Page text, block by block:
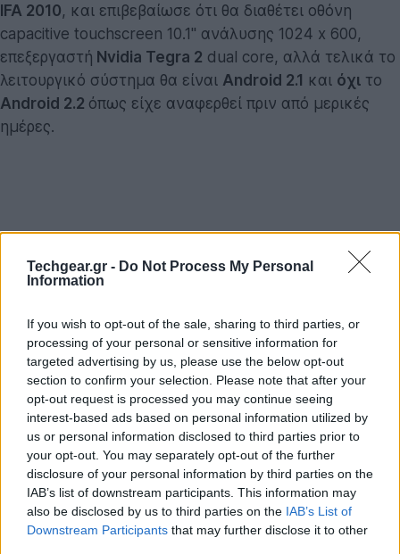
Techgear.gr - Do Not Process My Personal
Information
If you wish to opt-out of the sale, sharing to third parties, or
processing of your personal or sensitive information for
targeted advertising by us, please use the below opt-out
section to confirm your selection. Please note that after your
opt-out request is processed you may continue seeing
interest-based ads based on personal information utilized by
us or personal information disclosed to third parties prior to
your opt-out. You may separately opt-out of the further
disclosure of your personal information by third parties on the
IAB’s list of downstream participants. This information may
also be disclosed by us to third parties on the IAB’s List of
Downstream Participants that may further disclose it to other
IFA 2010, και επιβεβαίωσε ότι θα διαθέτει οθόνη
capacitive touchscreen 10.1'' ανάλυσης 1024 x 600,
επεξεργαστή Nvidia Tegra 2 dual core, αλλά τελικά το
λειτουργικό σύστημα θα είναι Android 2.1 και όχι το
Android 2.2 όπως είχε αναφερθεί πριν από μερικές
ημέρες.